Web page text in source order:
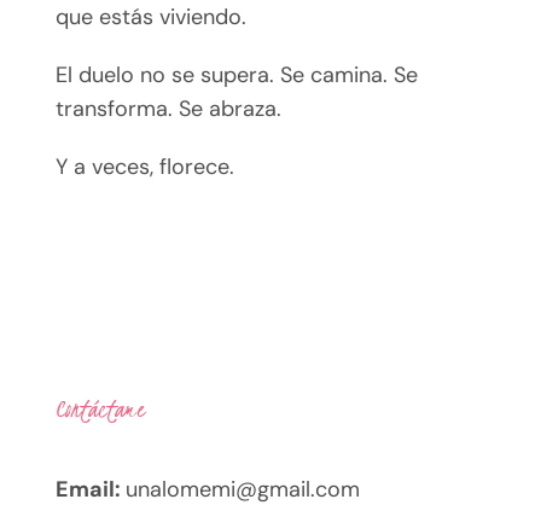
que estás viviendo.
El duelo no se supera. Se camina. Se
transforma. Se abraza.
Y a veces, florece.
Contáctame
Email: unalomemi@gmail.com